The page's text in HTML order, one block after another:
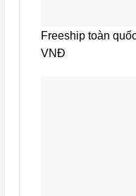
Freeship toàn
VNĐ